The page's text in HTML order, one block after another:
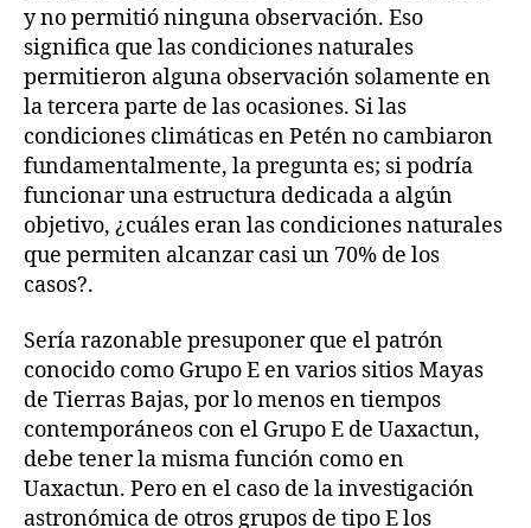
y no permitió ninguna observación. Eso
significa que las condiciones naturales
permitieron alguna observación solamente en
la tercera parte de las ocasiones. Si las
condiciones climáticas en Petén no cambiaron
fundamentalmente, la pregunta es; si podría
funcionar una estructura dedicada a algún
objetivo, ¿cuáles eran las condiciones naturales
que permiten alcanzar casi un 70% de los
casos?.
Sería razonable presuponer que el patrón
conocido como Grupo E en varios sitios Mayas
de Tierras Bajas, por lo menos en tiempos
contemporáneos con el Grupo E de Uaxactun,
debe tener la misma función como en
Uaxactun. Pero en el caso de la investigación
astronómica de otros grupos de tipo E los